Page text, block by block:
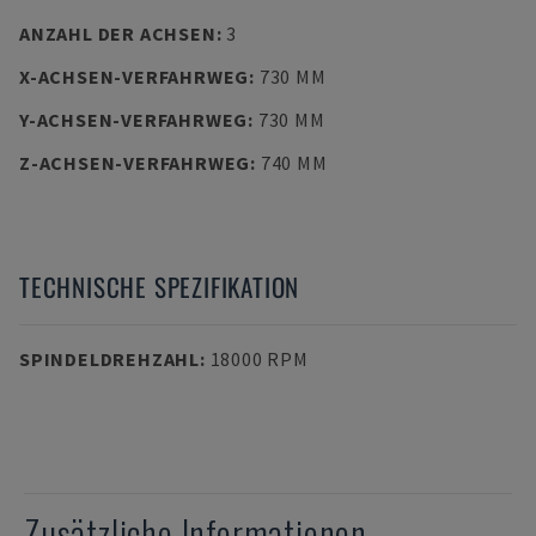
ANZAHL DER ACHSEN: 3
X-ACHSEN-VERFAHRWEG: 730 MM
Y-ACHSEN-VERFAHRWEG: 730 MM
Z-ACHSEN-VERFAHRWEG: 740 MM
TECHNISCHE SPEZIFIKATION
SPINDELDREHZAHL: 18000 RPM